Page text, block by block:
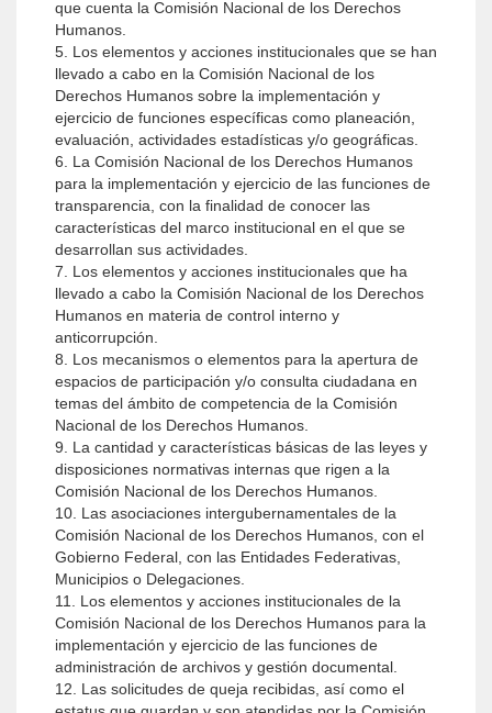
que cuenta la Comisión Nacional de los Derechos
Humanos.
5. Los elementos y acciones institucionales que se han
llevado a cabo en la Comisión Nacional de los
Derechos Humanos sobre la implementación y
ejercicio de funciones específicas como planeación,
evaluación, actividades estadísticas y/o geográficas.
6. La Comisión Nacional de los Derechos Humanos
para la implementación y ejercicio de las funciones de
transparencia, con la finalidad de conocer las
características del marco institucional en el que se
desarrollan sus actividades.
7. Los elementos y acciones institucionales que ha
llevado a cabo la Comisión Nacional de los Derechos
Humanos en materia de control interno y
anticorrupción.
8. Los mecanismos o elementos para la apertura de
espacios de participación y/o consulta ciudadana en
temas del ámbito de competencia de la Comisión
Nacional de los Derechos Humanos.
9. La cantidad y características básicas de las leyes y
disposiciones normativas internas que rigen a la
Comisión Nacional de los Derechos Humanos.
10. Las asociaciones intergubernamentales de la
Comisión Nacional de los Derechos Humanos, con el
Gobierno Federal, con las Entidades Federativas,
Municipios o Delegaciones.
11. Los elementos y acciones institucionales de la
Comisión Nacional de los Derechos Humanos para la
implementación y ejercicio de las funciones de
administración de archivos y gestión documental.
12. Las solicitudes de queja recibidas, así como el